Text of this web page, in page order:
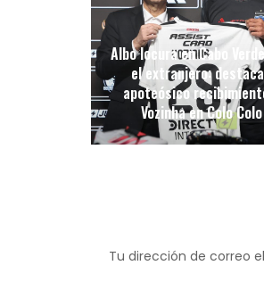
Albo locura en Cabo
el extranjero:
apoteósico
Vozinha en Colo Colo
Tu dirección de correo